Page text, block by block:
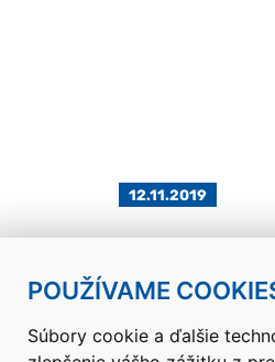
POUŽÍVAME
Súbory cookie a ďalšie
12.11.2019